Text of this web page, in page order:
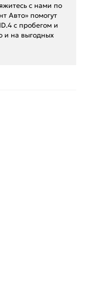
с нами по
Авто» помогут
с пробегом и
и на выгодных